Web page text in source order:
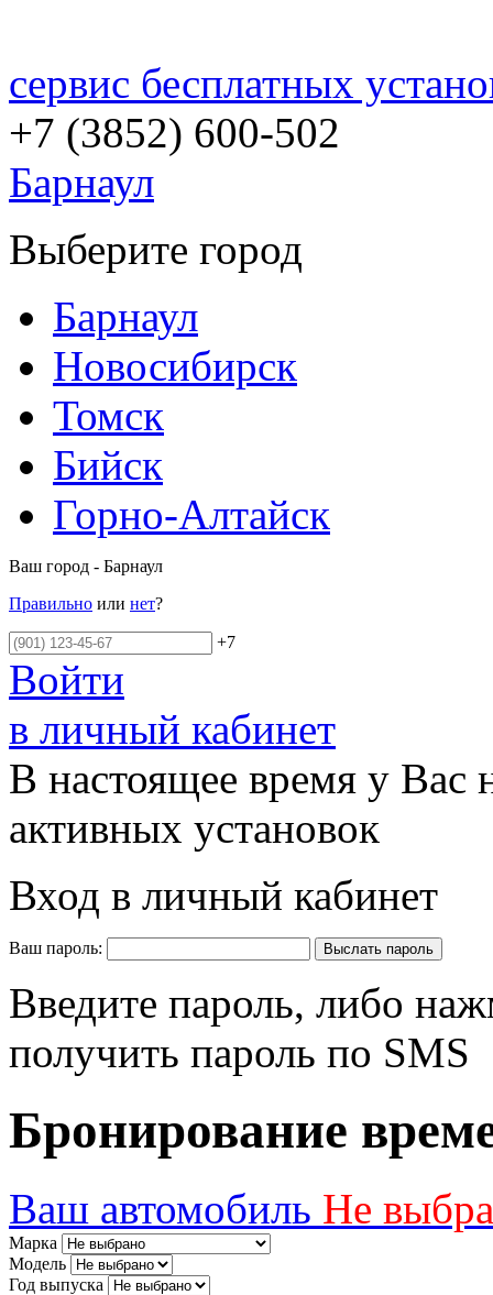
сервис бесплатных
+7 (3852) 600-502
Барнаул
Выберите город
Барнаул
Новосибирск
Томск
Бийск
Горно-Алтайск
Ваш город - Барнаул
Правильно или нет?
+7
Войти
в личный кабинет
В настоящее время у Вас
активных установок
Вход в личный кабинет
Ваш пароль:
Введите пароль, либо
получить пароль по SMS
Бронирование
Ваш автомобиль Не
Марка
Модель
Год выпуска